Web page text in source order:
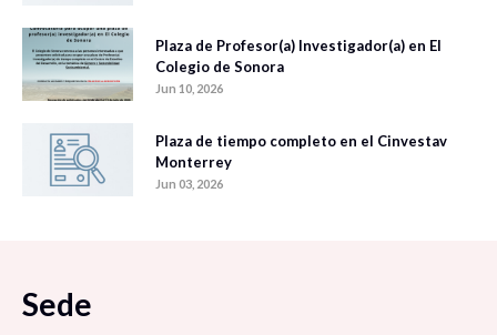
Plaza de Profesor(a) Investigador(a) en El
Colegio de Sonora
Jun 10, 2026
Plaza de tiempo completo en el Cinvestav
Monterrey
Jun 03, 2026
Sede